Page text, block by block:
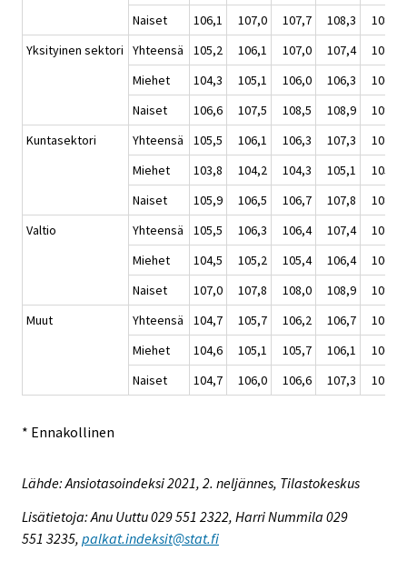
Naiset
106,1 107,0 107,7 108,3
108,8
Yksityinen sektori
Yhteensä 105,2 106,1 107,0 107,4
107,8
Miehet
104,3 105,1 106,0 106,3
106,8
Naiset
106,6 107,5 108,5 108,9
109,3
Kuntasektori
Yhteensä 105,5 106,1 106,3 107,3
107,9
Miehet
103,8 104,2 104,3 105,1
105,5
Naiset
105,9 106,5 106,7 107,8
108,4
Valtio
Yhteensä 105,5 106,3 106,4 107,4
107,9
Miehet
104,5 105,2 105,4 106,4
106,9
Naiset
107,0 107,8 108,0 108,9
109,5
Muut
Yhteensä 104,7 105,7 106,2 106,7
107,0
Miehet
104,6 105,1 105,7 106,1
106,4
Naiset
104,7 106,0 106,6 107,3 107,7
* Ennakollinen
Lähde: Ansiotasoindeksi 2021, 2. neljännes, Tilastokeskus
Lisätietoja: Anu Uuttu 029 551 2322, Harri Nummila 029
551 3235, palkat.indeksit@stat.fi